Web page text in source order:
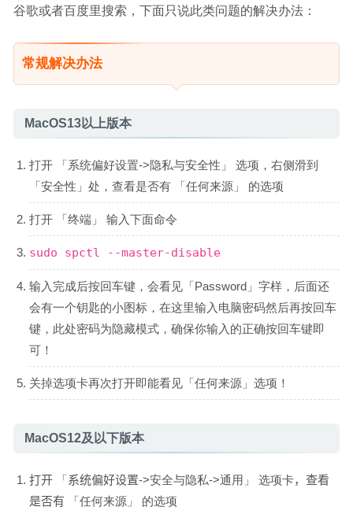
谷歌或者百度里搜索，下面只说此类问题的解决办法：
常规解决办法
MacOS13以上版本
打开 「系统偏好设置->隐私与安全性」 选项，右侧滑到
「安全性」处，查看是否有 「任何来源」 的选项
打开 「终端」 输入下面命令
sudo spctl --master-disable
输入完成后按回车键，会看见「Password」字样，后面还
会有一个钥匙的小图标，在这里输入电脑密码然后再按回车
键，此处密码为隐藏模式，确保你输入的正确按回车键即
可！
关掉选项卡再次打开即能看见「任何来源」选项！
MacOS12及以下版本
打开 「系统偏好设置->安全与隐私->通用」 选项卡，查看
是否有 「任何来源」 的选项